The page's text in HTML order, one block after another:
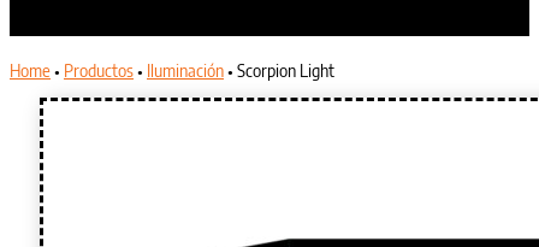
Home• Productos• Iluminación• Scorpion Light